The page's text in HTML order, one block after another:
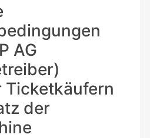
AG
Ticketkäufern
der